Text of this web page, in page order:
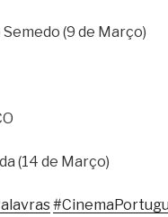
(9 de Março)
(14 de Março)